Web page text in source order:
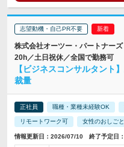
志望動機・自己PR不要
株式会社オーツー・パートナー
20h／土日祝休／全国で勤務可
【ビジネスコンサルタント
裁量
正社員 職種・業種未経験OK
リモートワーク可 女性のおしご
情報更新日：2026/07/10 終了予定日